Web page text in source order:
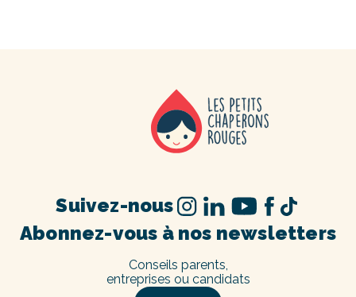
Abonnez-vous à nos newsletters
Conseils parents,
entreprises ou candidats
Suivez-nous